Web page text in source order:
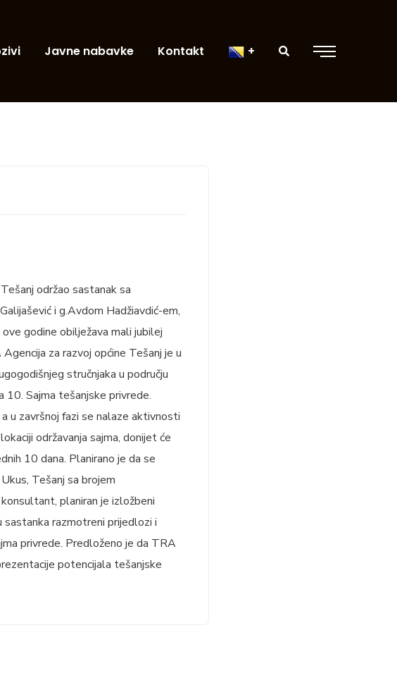
Javne nabavke Kontakt
održao sastanak sa
i g.Avdom Hadžiavdić-em,
godine obilježava mali jubilej
za razvoj općine Tešanj je u
stručnjaka u području
10. Sajma tešanjske privrede.
u završnoj fazi se nalaze aktivnosti
održavanja sajma, donijet će
10 dana. Planirano je da se
Tešanj sa brojem
planiran je izložbeni
razmotreni prijedlozi i
privrede. Predloženo je da TRA
potencijala tešanjske